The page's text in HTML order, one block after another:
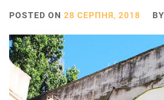
POSTED ON 28 СЕРПНЯ, 2018 BY